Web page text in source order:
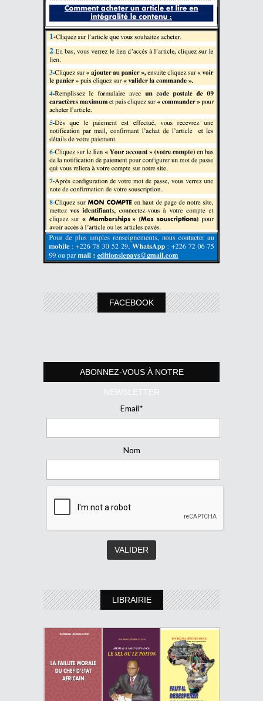
FACEBOOK
ABONNEZ-VOUS À NOTRE
NEWSLETTER
Email*
Nom
LIBRAIRIE